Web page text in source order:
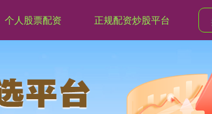
个人股票配资 正规配资炒股平台